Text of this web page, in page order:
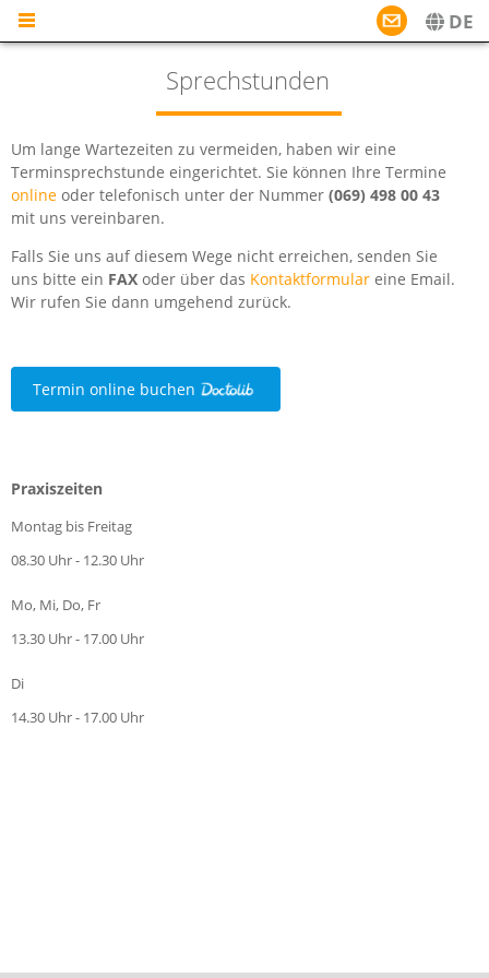
DE
DE
Sprechstunden
Um lange Wartezeiten zu vermeiden, haben wir eine
Terminsprechstunde eingerichtet. Sie können Ihre Termine
online oder telefonisch unter der Nummer (069) 498 00 43
mit uns vereinbaren.
Falls Sie uns auf diesem Wege nicht erreichen, senden Sie
uns bitte ein FAX oder über das Kontaktformular eine Email.
Wir rufen Sie dann umgehend zurück.
Termin online buchen
Praxiszeiten
Montag bis Freitag
08.30 Uhr - 12.30 Uhr
Mo, Mi, Do, Fr
13.30 Uhr - 17.00 Uhr
Di
14.30 Uhr - 17.00 Uhr